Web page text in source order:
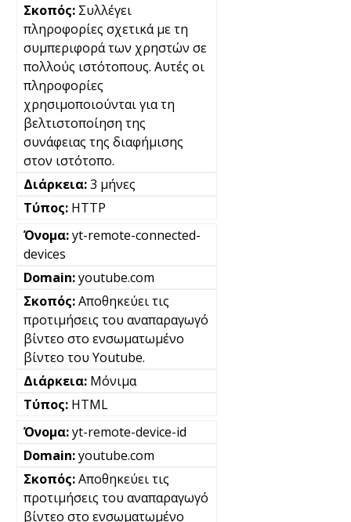
Συλλέγει
πληροφορίες σχετικά με τη
συμπεριφορά των χρηστών σε
πολλούς ιστότοπους. Αυτές οι
πληροφορίες
χρησιμοποιούνται για τη
βελτιστοποίηση της
συνάφειας της διαφήμισης
στον ιστότοπο.
3 μήνες
HTTP
yt-remote-connected-
devices
youtube.com
Αποθηκεύει τις
προτιμήσεις του αναπαραγωγό
βίντεο στο ενσωματωμένο
βίντεο του Youtube.
Μόνιμα
HTML
yt-remote-device-id
youtube.com
Αποθηκεύει τις
προτιμήσεις του αναπαραγωγό
βίντεο στο ενσωματωμένο